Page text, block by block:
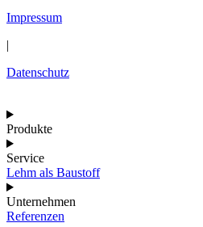
Impressum
|
Datenschutz
Produkte
Service
Lehm als Baustoff
Unternehmen
Referenzen